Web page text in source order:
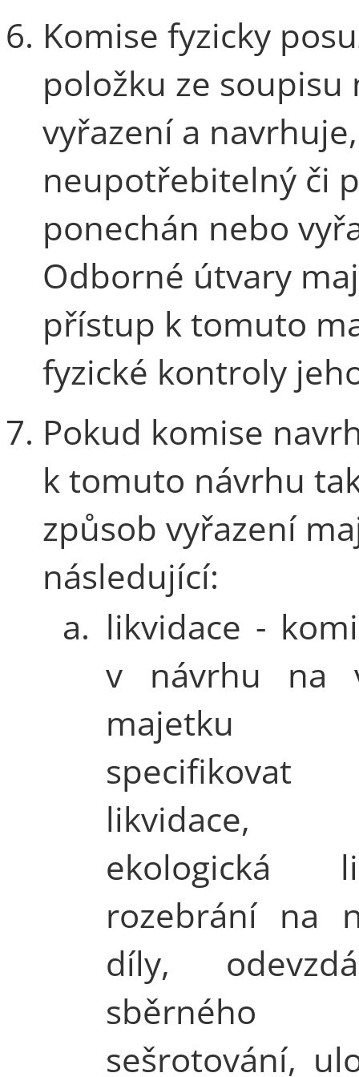
Komise fyzicky
položku ze
vyřazení a
neupotřebitelný či
ponechán nebo
Odborné útvary
přístup k tomuto
fyzické kontroly
Pokud komise
k tomuto návrhu
způsob vyřazení
následující:
a. likvidace -
v návrhu na
majetku
specifikovat
likvidace,
ekologická
rozebrání na
díly,
sběrného
sešrotování,